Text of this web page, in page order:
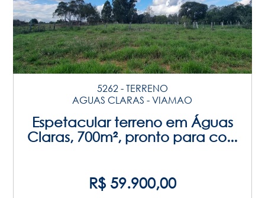
5262 - TERRENO
AGUAS CLARAS - VIAMAO
Espetacular terreno em Águas
Claras, 700m², pronto para co...
R$ 59.900,00